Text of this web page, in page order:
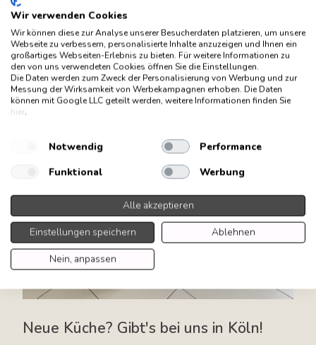
Neue Küche? Gibt's bei uns in Köln!
Wir verwenden Cookies
Wir können diese zur Analyse unserer Besucherdaten platzieren, um unsere
Webseite zu verbessern, personalisierte Inhalte anzuzeigen und Ihnen ein
großartiges Webseiten-Erlebnis zu bieten. Für weitere Informationen zu
den von uns verwendeten Cookies öffnen Sie die Einstellungen.
Die Daten werden zum Zweck der Personalisierung von Werbung und zur
Messung der Wirksamkeit von Werbekampagnen erhoben. Die Daten
können mit Google LLC geteilt werden, weitere Informationen finden Sie
hier.
Notwendig
Performance
Funktional
Werbung
Alle akzeptieren
Einstellungen speichern
Ablehnen
Nein, anpassen